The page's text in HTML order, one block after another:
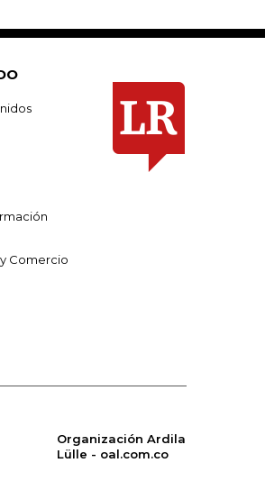
Comercio
Organización Ardila
Lülle - oal.com.co